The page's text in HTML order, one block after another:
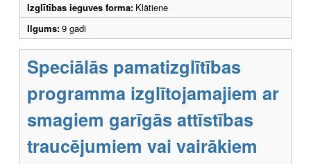
Izglītības ieguves forma: Klātiene
Ilgums:9 gadi
Speciālās pamatizglītības
programma izglītojamajiem ar
smagiem garīgās attīstības
traucējumiem vai vairākiem